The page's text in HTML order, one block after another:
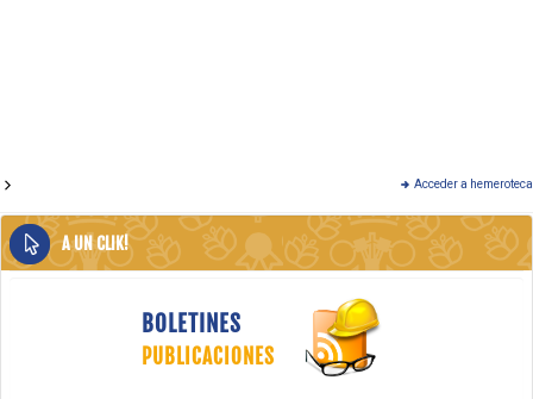
Acceder a hemeroteca
A UN CLIK!